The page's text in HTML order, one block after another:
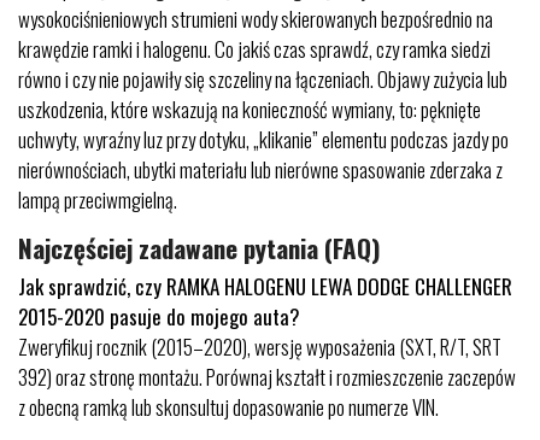
wysokociśnieniowych strumieni wody skierowanych bezpośrednio na
krawędzie ramki i halogenu. Co jakiś czas sprawdź, czy ramka siedzi
równo i czy nie pojawiły się szczeliny na łączeniach. Objawy zużycia lub
uszkodzenia, które wskazują na konieczność wymiany, to: pęknięte
uchwyty, wyraźny luz przy dotyku, „klikanie” elementu podczas jazdy po
nierównościach, ubytki materiału lub nierówne spasowanie zderzaka z
lampą przeciwmgielną.
Najczęściej zadawane pytania (FAQ)
Jak sprawdzić, czy RAMKA HALOGENU LEWA DODGE CHALLENGER
2015-2020 pasuje do mojego auta?
Zweryfikuj rocznik (2015–2020), wersję wyposażenia (SXT, R/T, SRT
392) oraz stronę montażu. Porównaj kształt i rozmieszczenie zaczepów
z obecną ramką lub skonsultuj dopasowanie po numerze VIN.